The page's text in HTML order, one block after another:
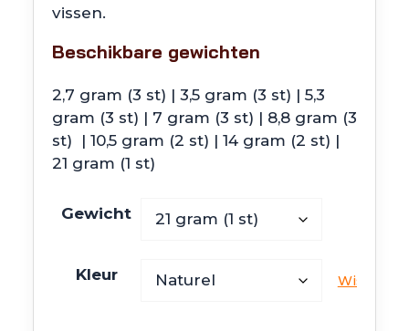
vissen.
Beschikbare gewichten
2,7 gram (3 st) | 3,5 gram (3 st) | 5,3
gram (3 st) | 7 gram (3 st) | 8,8 gram (3
st) | 10,5 gram (2 st) | 14 gram (2 st) |
21 gram (1 st)
Gewicht
Kleur Wissen